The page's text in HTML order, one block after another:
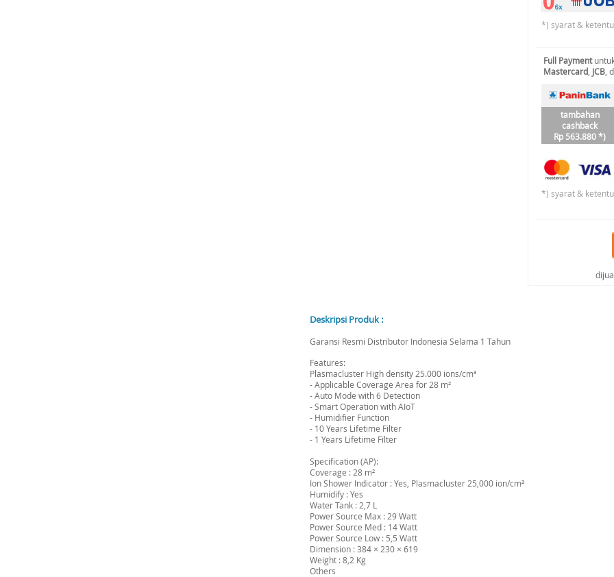
*) syarat &
Full Payment
Mastercard JCB ,
tambahan
cashback
Rp 563.880 *)
*) syarat &
Deskripsi Produk :
Garansi Resmi Distributor Indonesia Selama 1 Tahun
Features:
Plasmacluster High density 25.000 ions/cm³
- Applicable Coverage Area for 28 m²
- Auto Mode with 6 Detection
- Smart Operation with AIoT
- Humidifier Function
- 10 Years Lifetime Filter
- 1 Years Lifetime Filter
Specification (AP):
Coverage : 28 m²
Ion Shower Indicator : Yes, Plasmacluster 25,000 ion/cm³
Humidify : Yes
Water Tank : 2,7 L
Power Source Max : 29 Watt
Power Source Med : 14 Watt
Power Source Low : 5,5 Watt
Dimension : 384 × 230 × 619
Weight : 8,2 Kg
Others